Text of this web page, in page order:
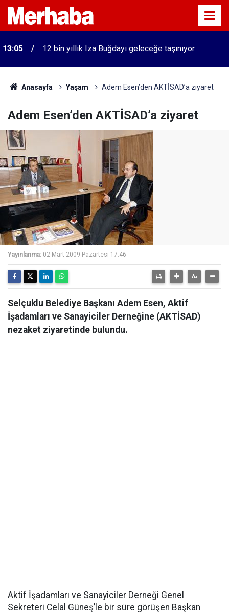
13:05 12 bin yıllık Iza Buğdayı geleceğe taşınıyor
Anasayfa Yaşam Adem Esen’den AKTİSAD’a ziyaret
Adem Esen’den AKTİSAD’a ziyaret
Yayınlanma: 02 Mart 2009 Pazartesi 17:46
Selçuklu Belediye Başkanı Adem Esen, Aktif
İşadamları ve Sanayiciler Derneğine (AKTİSAD)
nezaket ziyaretinde bulundu.
Aktif İşadamları ve Sanayiciler Derneği Genel
Sekreteri Celal Güneş’le bir süre görüşen Başkan